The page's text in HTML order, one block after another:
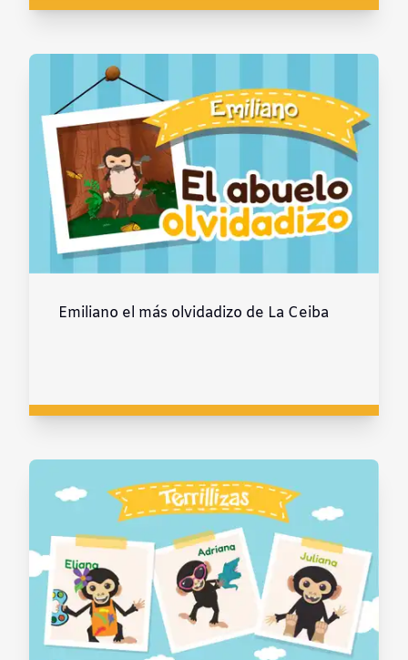
Emiliano el más olvidadizo de La Ceiba